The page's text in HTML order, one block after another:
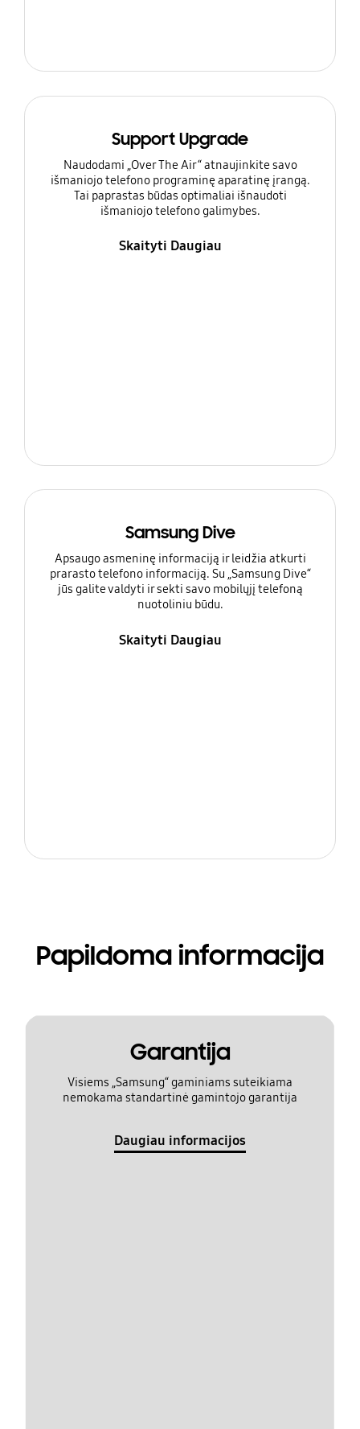
Support Upgrade
Naudodami „Over The Air“ atnaujinkite savo
išmaniojo telefono programinę aparatinę įrangą.
Tai paprastas būdas optimaliai išnaudoti
išmaniojo telefono galimybes.
Skaityti Daugiau
Samsung Dive
Apsaugo asmeninę informaciją ir leidžia atkurti
prarasto telefono informaciją. Su „Samsung Dive“
jūs galite valdyti ir sekti savo mobilųjį telefoną
nuotoliniu būdu.
Skaityti Daugiau
Papildoma informacija
Garantija
Visiems „Samsung“ gaminiams suteikiama
nemokama standartinė gamintojo garantija
Daugiau informacijos